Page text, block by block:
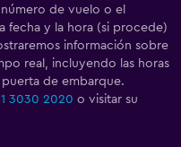
de vuelo o el
fecha y la hora (si procede)
información sobre
real, incluyendo las horas
de embarque.
3030 2020 o visitar su